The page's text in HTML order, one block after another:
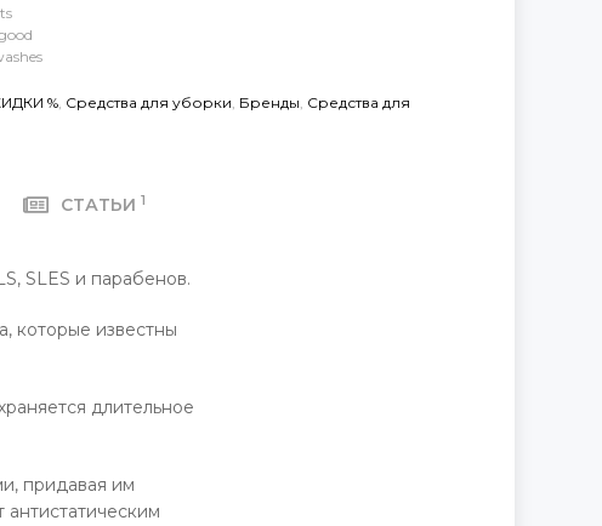
% Средства для уборки Бренды Средства для
СТАТЬИ 1
SLES и парабенов.
которые известны
длительное
придавая им